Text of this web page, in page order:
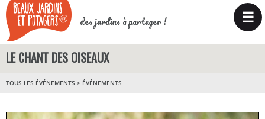
des jardins à partager ! ☰
LE CHANT DES OISEAUX
TOUS LES ÉVÉNEMENTS > ÉVÉNEMENTS